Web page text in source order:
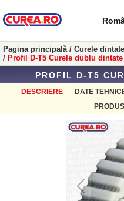
Pagina principală/ Curele
/ Profil D-T5 Curele dublu dintate
PROFIL D-T5
DESCRIERE DATE